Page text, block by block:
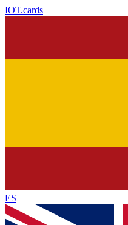
IOT.cards
ES